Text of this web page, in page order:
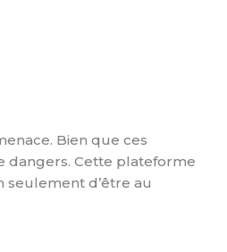
Bien que ces
dangers. Cette plateforme
seulement d’être au